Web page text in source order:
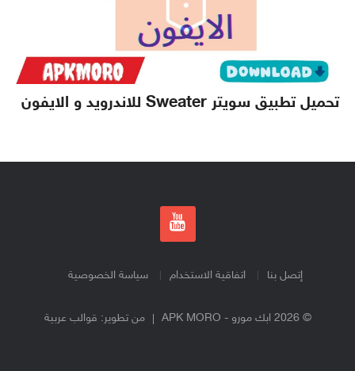
تحميل تطبيق سويتر Sweater للاندرويد و الايفون
إتصل بنا اتفاقية الاستخدام سياسة الخصوصية
© 2026 ابك مورو - APK MORO من تطوير: قوالب عربية